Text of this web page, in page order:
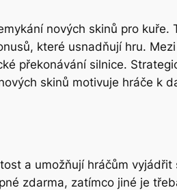
nových skinů pro
které usnadňují hru.
překonávání silnice.
skinů motivuje hráče k
a umožňují hráčům
zdarma, zatímco jiné je